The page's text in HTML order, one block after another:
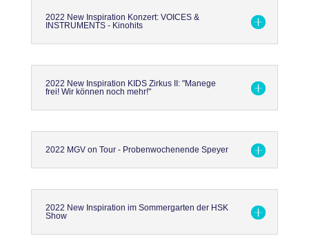
2022 New Inspiration Konzert: VOICES &
INSTRUMENTS - Kinohits
2022 New Inspiration KIDS Zirkus II: "Manege
frei! Wir können noch mehr!"
2022 MGV on Tour - Probenwochenende Speyer
2022 New Inspiration im Sommergarten der HSK
Show